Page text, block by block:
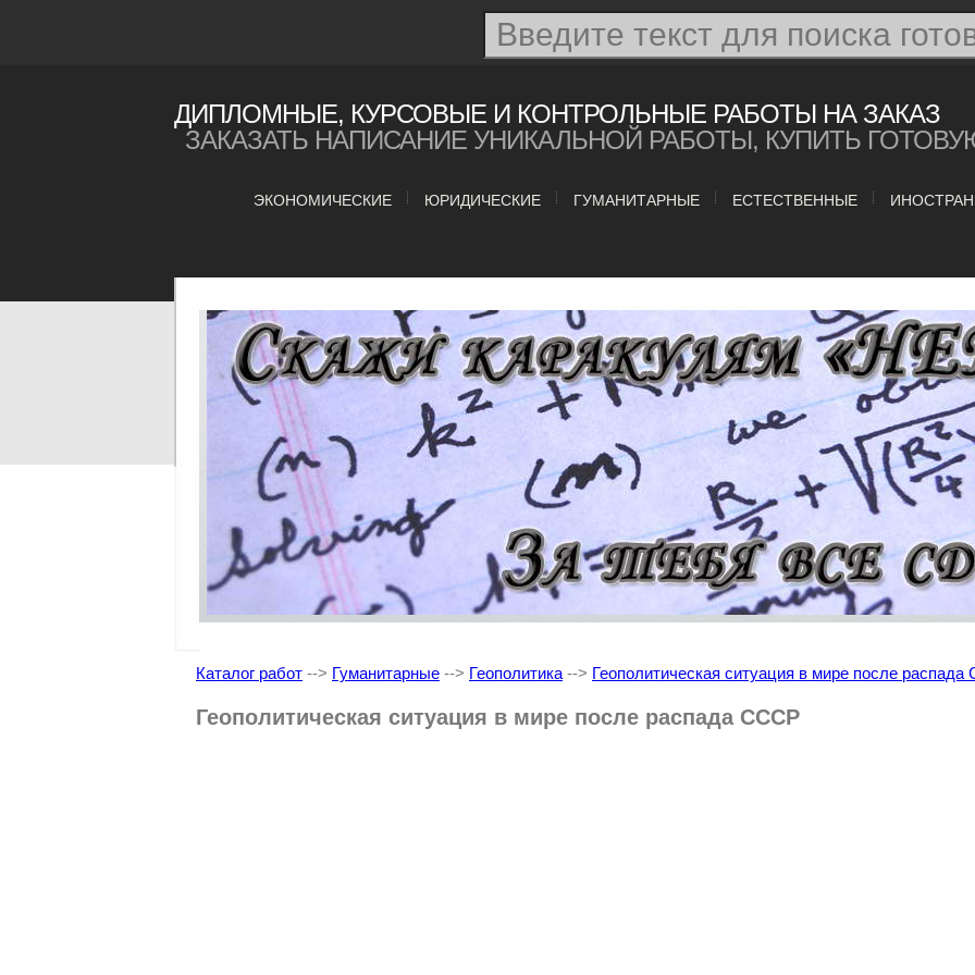
ДИПЛОМНЫЕ, КУРСОВЫЕ И КОНТРОЛЬНЫЕ РАБОТЫ НА ЗАКАЗ
ЗАКАЗАТЬ НАПИСАНИЕ УНИКАЛЬНОЙ РАБОТЫ, КУПИТЬ
ЭКОНОМИЧЕСКИЕ ЮРИДИЧЕСКИЕ ГУМАНИТАРНЫЕ ЕСТЕСТВЕННЫЕ
Каталог работ --> Гуманитарные --> Геополитика --> Геополитическая ситуация в мире после
Геополитическая ситуация в мире после распада СССР